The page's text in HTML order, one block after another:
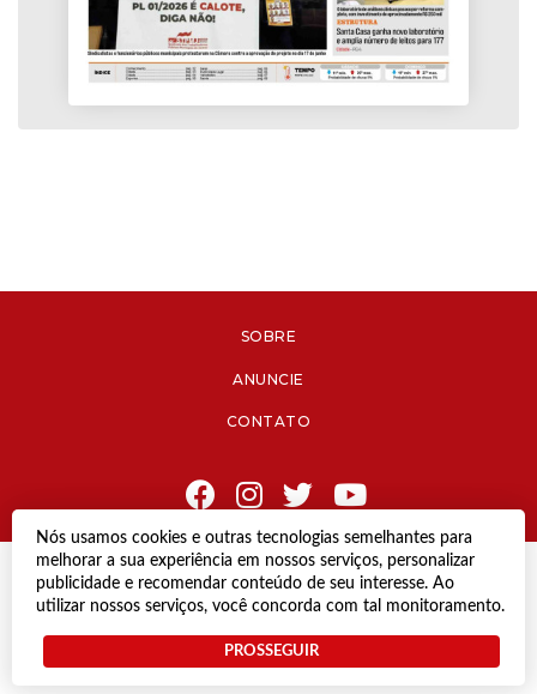
Nós usamos cookies e outras tecnologias semelhantes para
melhorar a sua experiência em nossos serviços, personalizar
publicidade e recomendar conteúdo de seu interesse. Ao
utilizar nossos serviços, você concorda com tal monitoramento.
PROSSEGUIR
SOBRE
ANUNCIE
CONTATO
© Copyright 2021 Diário de Jacareí.
Todos os direitos reservados.
Desenvolvido por
Termos e Políticas de Uso